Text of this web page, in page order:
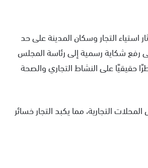
التجار وسكان المدينة على حد
رفع شكاية رسمية إلى رئاسة المجلس
حقيقيًا على النشاط التجاري والصحة
التجارية، مما يكبد التجار خسائر